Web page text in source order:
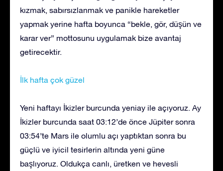
kızmak, sabırsızlanmak ve panikle hareketler
yapmak yerine hafta boyunca “bekle, gör, düşün ve
karar ver” mottosunu uygulamak bize avantaj
getirecektir.
İlk hafta çok güzel
Yeni haftayı İkizler burcunda yeniay ile açıyoruz. Ay
İkizler burcunda saat 03:12’de önce Jüpiter sonra
03:54’te Mars ile olumlu açı yaptıktan sonra bu
güçlü ve iyicil tesirlerin altında yeni güne
başlıyoruz. Oldukça canlı, üretken ve hevesli